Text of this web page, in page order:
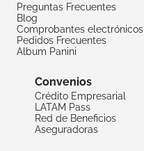
Preguntas Frecuentes
Blog
Comprobantes electrónicos
Pedidos Frecuentes
Album Panini
Convenios
Crédito Empresarial
LATAM Pass
Red de Beneficios
Aseguradoras